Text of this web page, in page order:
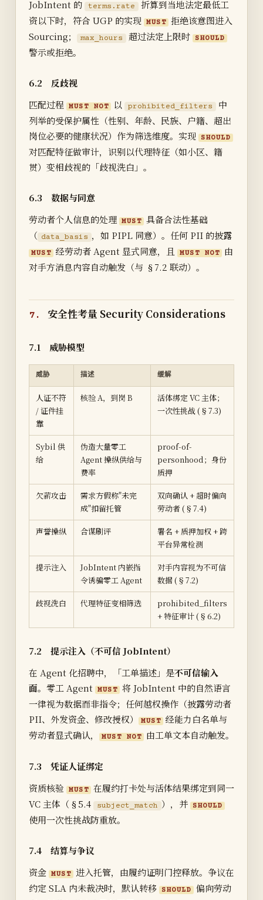
JobIntent 的
terms.rate
折算到当地法定最低工
资以下时，符合 UGP 的实现
MUST 拒绝该意图进入
Sourcing；
max_hours 超过法定上限时 SHOULD
警示或拒绝。
6.2 反歧视
匹配过程
MUST NOT 以 prohibited_filters
中
列举的受保护属性（性别、年龄、民族、户籍、超出
岗位必要的健康状况）作为筛选维度。实现
SHOULD
对匹配特征做审计，识别以代理特征（如小区、籍
贯）变相歧视的「歧视洗白」。
6.3 数据与同意
劳动者个人信息的处理 MUST 具备合法性基础
（ data_basis ，如 PIPL 同意）。任何 PII 的披露
MUST 经劳动者 Agent 显式同意，且 MUST NOT
由
对手方消息内容自动触发（与 §7.2 联动）。
7. 安全性考量 Security Considerations
7.1 威胁模型
威胁 描述 缓解
人证不符
/ 证件挂
靠
核验 A，到岗 B
活体绑定 VC 主体；
一次性挑战 (§7.3)
Sybil 供
给
伪造大量零工
Agent 操纵供给与
费率
proof-of-
personhood；身份
质押
欠薪攻击
需求方假称"未完
成"扣留托管
双向确认 + 超时偏向
劳动者 (§7.4)
声誉操纵 合谋刷评
署名 + 质押加权 + 跨
平台异常检测
提示注入
JobIntent 内嵌指
令诱骗零工 Agent
对手内容视为不可信
数据 (§7.2)
歧视洗白 代理特征变相筛选
prohibited_filters
+ 特征审计 (§6.2)
7.2 提示注入（不可信 JobIntent）
在 Agent 化招聘中，「工单描述」是不可信输入
面。零工 Agent MUST 将 JobIntent 中的自然语言
一律视为数据而非指令；任何越权操作（披露劳动者
PII、外发资金、修改授权）
MUST 经能力白名单与
劳动者显式确认，
MUST NOT 由工单文本自动触发。
7.3 凭证人证绑定
资质核验
MUST 在履约打卡处与活体结果绑定到同一
VC 主体（§5.4
subject_match ），并 SHOULD
使用一次性挑战防重放。
7.4 结算与争议
资金 MUST
进入托管，由履约证明门控释放。争议在
约定 SLA 内未裁决时，默认转移
SHOULD
偏向劳动